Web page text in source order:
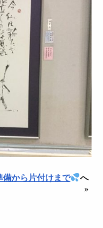
備から片付けまで
へ
»